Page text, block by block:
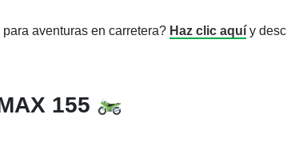
aventuras en carretera? Haz clic aquí y
155